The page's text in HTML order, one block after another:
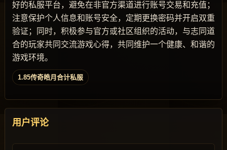
好的私服平台，避免在非官方渠道进行账号交易和充值；
注意保护个人信息和账号安全，定期更换密码并开启双重
验证；同时，积极参与官方或社区组织的活动，与志同道
合的玩家共同交流游戏心得，共同维护一个健康、和谐的
游戏环境。
1.85传奇皓月合计私服
用户评论